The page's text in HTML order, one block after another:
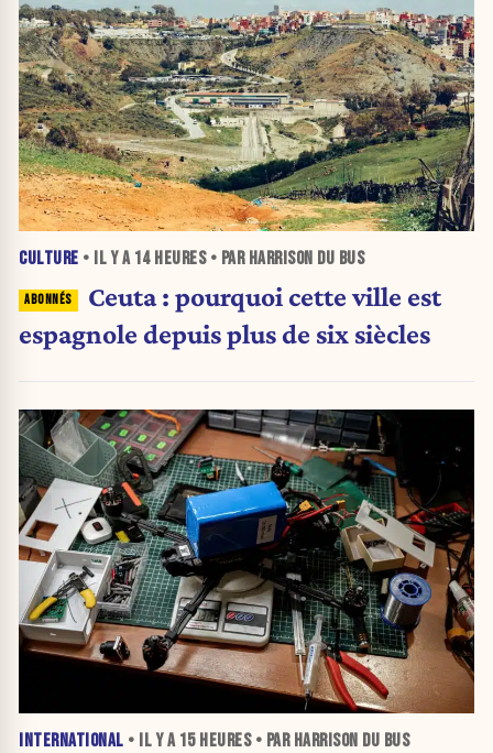
CULTURE • IL Y A 14 HEURES• PAR HARRISON DU BUS
Ceuta : pourquoi cette ville est
espagnole depuis plus de six siècles
INTERNATIONAL • IL Y A 15 HEURES• PAR HARRISON DU BUS